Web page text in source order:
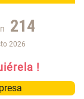
214
2026
!